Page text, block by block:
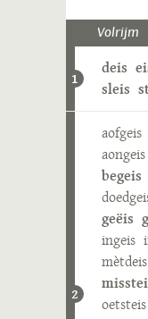
Volrijm
1
deis
sleis
2
aofgeis
aongeis
begeis
geëis
ingeis
mètdeis
oetsteis